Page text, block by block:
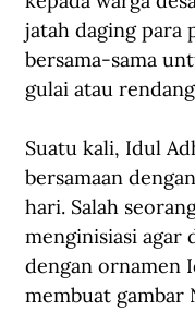
jatah daging para
bersama-sama
gulai atau
Suatu kali, Idul
bersamaan
hari. Salah
menginisiasi agar
dengan ornamen
membuat